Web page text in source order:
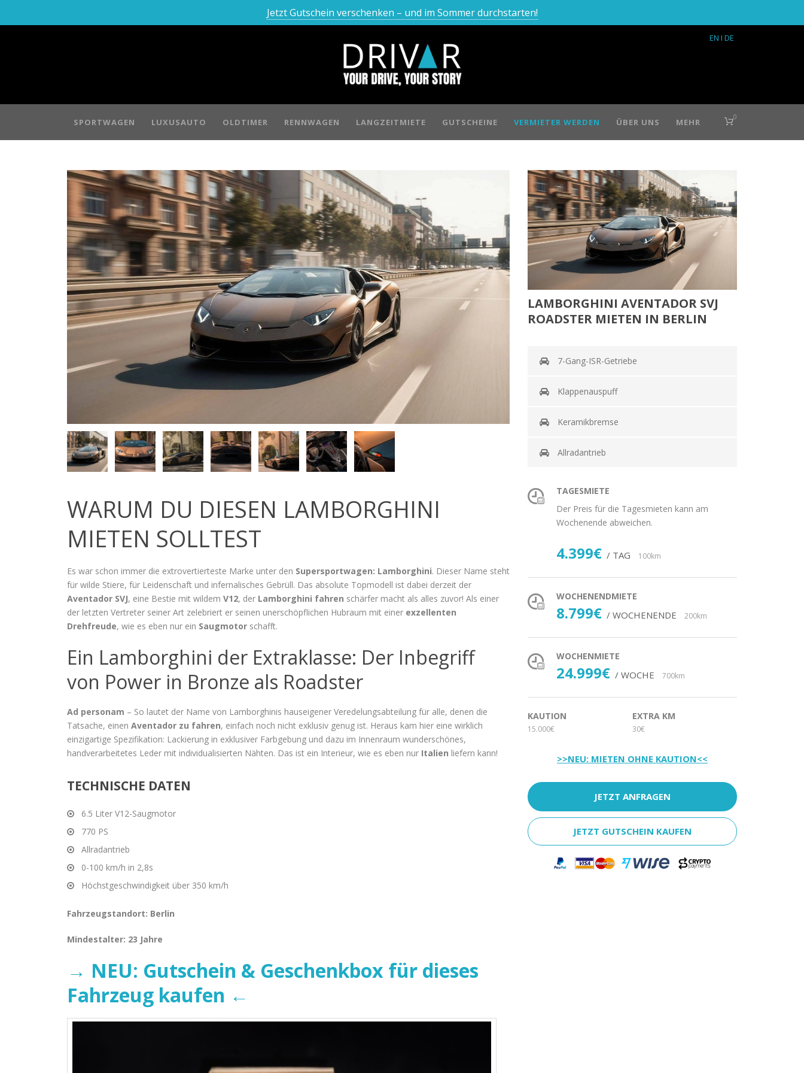
Jetzt Gutschein verschenken – und im Sommer durchstarten!
EN I DE
SPORTWAGEN LUXUSAUTO OLDTIMER RENNWAGEN LANGZEITMIETE GUTSCHEINE VERMIETER WERDEN ÜBER UNS MEHR 0
LAMBORGHINI AVENTADOR SVJ
ROADSTER MIETEN IN BERLIN
7-Gang-ISR-Getriebe
Klappenauspuff
Keramikbremse
Allradantrieb
TAGESMIETE
Der Preis für die Tagesmieten kann am
Wochenende abweichen.
4.399€ / TAG 100km
WOCHENENDMIETE
8.799€ / WOCHENENDE 200km
WOCHENMIETE
24.999€ / WOCHE 700km
KAUTION
15.000€
EXTRA KM
30€
>>NEU: MIETEN OHNE KAUTION<<
JETZT ANFRAGEN
JETZT GUTSCHEIN KAUFEN
WARUM DU DIESEN LAMBORGHINI
MIETEN SOLLTEST
Es war schon immer die extrovertierteste Marke unter den Supersportwagen: Lamborghini. Dieser Name steht
für wilde Stiere, für Leidenschaft und infernalisches Gebrüll. Das absolute Topmodell ist dabei derzeit der
Aventador SVJ, eine Bestie mit wildem V12, der Lamborghini fahren schärfer macht als alles zuvor! Als einer
der letzten Vertreter seiner Art zelebriert er seinen unerschöpflichen Hubraum mit einer exzellenten
Drehfreude, wie es eben nur ein Saugmotor schafft.
Ein Lamborghini der Extraklasse: Der Inbegriff
von Power in Bronze als Roadster
Ad personam – So lautet der Name von Lamborghinis hauseigener Veredelungsabteilung für alle, denen die
Tatsache, einen Aventador zu fahren, einfach noch nicht exklusiv genug ist. Heraus kam hier eine wirklich
einzigartige Spezifikation: Lackierung in exklusiver Farbgebung und dazu im Innenraum wunderschönes,
handverarbeitetes Leder mit individualisierten Nähten. Das ist ein Interieur, wie es eben nur Italien liefern kann!
TECHNISCHE DATEN
6.5 Liter V12-Saugmotor
770 PS
Allradantrieb
0-100 km/h in 2,8s
Höchstgeschwindigkeit über 350 km/h
Fahrzeugstandort: Berlin
Mindestalter: 23 Jahre
→ NEU: Gutschein & Geschenkbox für dieses
Fahrzeug kaufen ←